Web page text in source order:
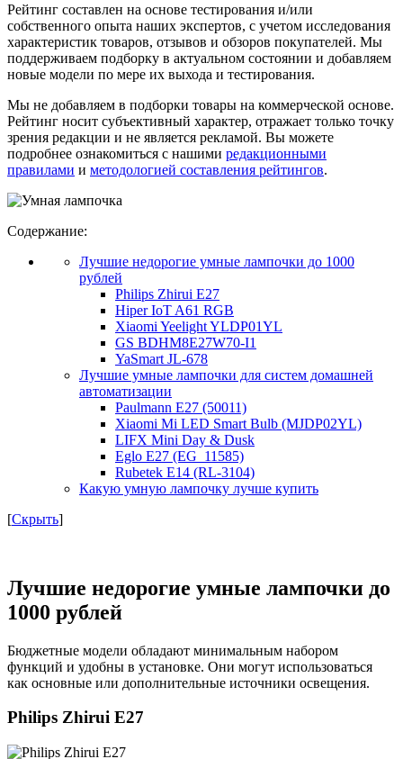
Рейтинг составлен на основе тестирования и/или
собственного опыта наших экспертов, с учетом исследования
характеристик товаров, отзывов и обзоров покупателей. Мы
поддерживаем подборку в актуальном состоянии и добавляем
новые модели по мере их выхода и тестирования.
Мы не добавляем в подборки товары на коммерческой основе.
Рейтинг носит субъективный характер, отражает только точку
зрения редакции и не является рекламой. Вы можете
подробнее ознакомиться с нашими редакционными
правилами и методологией составления рейтингов.
Содержание:
Лучшие недорогие умные лампочки до 1000
рублей
Philips Zhirui E27
Hiper IoT A61 RGB
Xiaomi Yeelight YLDP01YL
GS BDHM8E27W70-I1
YaSmart JL-678
Лучшие умные лампочки для систем домашней
автоматизации
Paulmann E27 (50011)
Xiaomi Mi LED Smart Bulb (MJDP02YL)
LIFX Mini Day & Dusk
Eglo E27 (EG_11585)
Rubetek E14 (RL-3104)
Какую умную лампочку лучше купить
[Скрыть]
Лучшие недорогие умные лампочки до
1000 рублей
Бюджетные модели обладают минимальным набором
функций и удобны в установке. Они могут использоваться
как основные или дополнительные источники освещения.
Philips Zhirui E27